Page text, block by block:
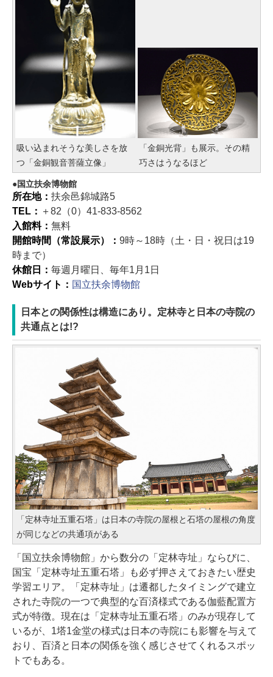
吸い込まれそうな美しさを放
つ「金銅観音菩薩立像」
「金銅光背」も展示。その精
巧さはうなるほど
国立扶余博物館
所在地： 扶余邑錦城路5
TEL： ＋82（0）41-833-8562
入館料： 無料
開館時間（常設展示）： 9時～18時（土・日・祝日は19
時まで）
休館日： 毎週月曜日、毎年1月1日
Webサイト： 国立扶余博物館
日本との関係性は構造にあり。定林寺と日本の寺院の
共通点とは!?
「定林寺址五重石塔」は日本の寺院の屋根と石塔の屋根の角度
が同じなどの共通項がある
「国立扶余博物館」から数分の「定林寺址」ならびに、
国宝「定林寺址五重石塔」も必ず押さえておきたい歴史
学習エリア。「定林寺址」は遷都したタイミングで建立
された寺院の一つで典型的な百済様式である伽藍配置方
式が特徴。現在は「定林寺址五重石塔」のみが現存して
いるが、1塔1金堂の様式は日本の寺院にも影響を与えて
おり、百済と日本の関係を強く感じさせてくれるスポッ
トでもある。